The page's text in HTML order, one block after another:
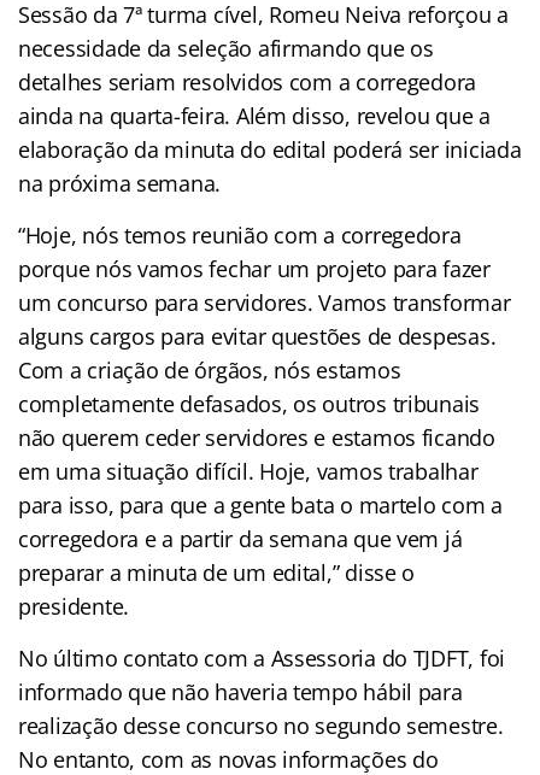
Sessão da 7ª turma cível, Romeu Neiva reforçou a
necessidade da seleção afirmando que os
detalhes seriam resolvidos com a corregedora
ainda na quarta-feira. Além disso, revelou que a
elaboração da minuta do edital poderá ser iniciada
na próxima semana.
“Hoje, nós temos reunião com a corregedora
porque nós vamos fechar um projeto para fazer
um concurso para servidores. Vamos transformar
alguns cargos para evitar questões de despesas.
Com a criação de órgãos, nós estamos
completamente defasados, os outros tribunais
não querem ceder servidores e estamos ficando
em uma situação difícil. Hoje, vamos trabalhar
para isso, para que a gente bata o martelo com a
corregedora e a partir da semana que vem já
preparar a minuta de um edital,” disse o
presidente.
No último contato com a Assessoria do TJDFT, foi
informado que não haveria tempo hábil para
realização desse concurso no segundo semestre.
No entanto, com as novas informações do